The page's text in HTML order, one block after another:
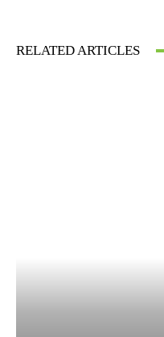
RELATED ARTICLES